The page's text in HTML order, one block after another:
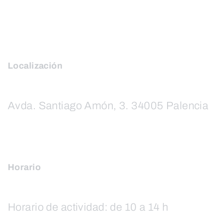
Localización
Avda. Santiago Amón, 3. 34005 Palencia
Horario
Horario de actividad: de 10 a 14 h